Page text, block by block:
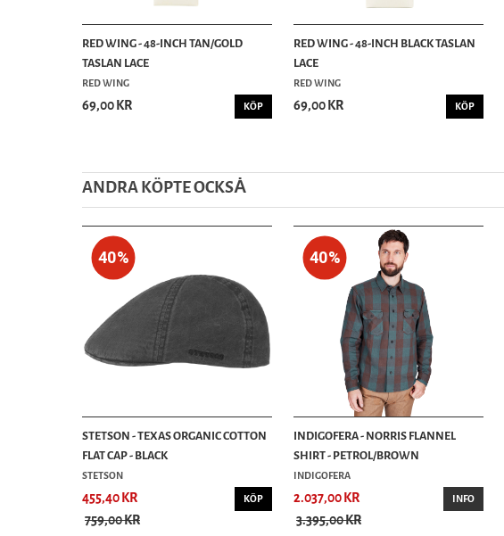
RED WING - 48-INCH TAN/GOLD
TASLAN LACE
RED WING
69,00 KR KÖP
RED WING - 48-INCH BLACK TASLAN
LACE
RED WING
69,00 KR KÖP
ANDRA KÖPTE OCKSȦ
40%
STETSON - TEXAS ORGANIC COTTON
FLAT CAP - BLACK
STETSON
455,40 KR
759,00 KR
KÖP
40%
INDIGOFERA - NORRIS FLANNEL
SHIRT - PETROL/BROWN
INDIGOFERA
2.037,00 KR
3.395,00 KR
INFO